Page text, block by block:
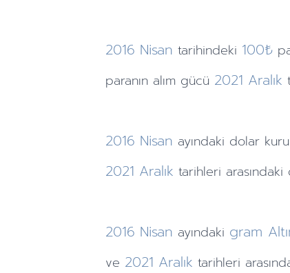
2016 Nisan tarihindeki 100₺
paranın alım gücü 2021 Aralık
2016 Nisan ayındaki dolar kuru
2021 Aralık tarihleri arasındaki
2016 Nisan ayındaki gram
ve 2021 Aralık tarihleri